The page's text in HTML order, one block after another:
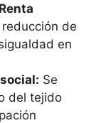
Renta
de
en
Se
del tejido